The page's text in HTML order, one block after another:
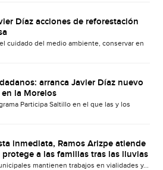
Díaz acciones de reforestación
cuidado del medio ambiente, conservar en
arranca Javier Díaz nuevo
en la Morelos
Participa Saltillo en el que las y los
inmediata, Ramos Arizpe atiende
a las familias tras las lluvias
mantienen trabajos en vialidades y...